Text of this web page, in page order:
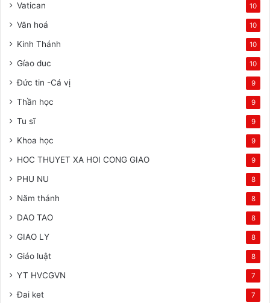
Vatican 10
Văn hoá 10
Kinh Thánh 10
Gíao duc 10
Đức tin -Cá vị 9
Thần học 9
Tu sĩ 9
Khoa học 9
HOC THUYET XA HOI CONG GIAO 9
PHU NU 8
Năm thánh 8
DAO TAO 8
GIAO LY 8
Giáo luật 8
YT HVCGVN 7
Đai ket 7